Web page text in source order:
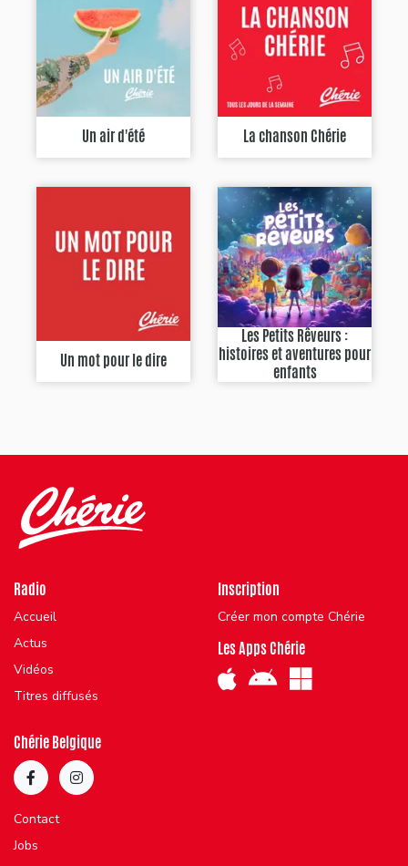
Un air d'été La chanson Chérie
Un mot pour le dire
Les Petits Rêveurs :
histoires et aventures pour
enfants
Radio
Accueil
Actus
Vidéos
Titres diffusés
Inscription
Créer mon compte Chérie
Les Apps Chérie
Chérie Belgique
Contact
Jobs